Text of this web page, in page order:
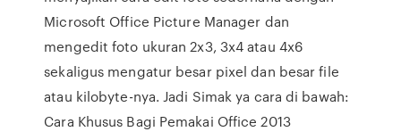
Microsoft Office Picture Manager dan
mengedit foto ukuran 2x3, 3x4 atau 4x6
sekaligus mengatur besar pixel dan besar file
atau kilobyte-nya. Jadi Simak ya cara di bawah:
Cara Khusus Bagi Pemakai Office 2013